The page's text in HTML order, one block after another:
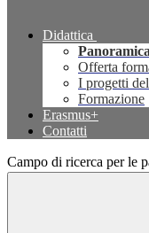
Didattica
Panoramica
Offerta
I progetti
Formazione
Erasmus+
Contatti
Campo di ricerca per le